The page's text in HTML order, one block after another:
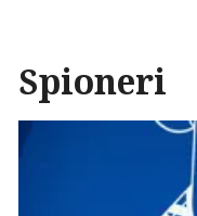
Spioneri